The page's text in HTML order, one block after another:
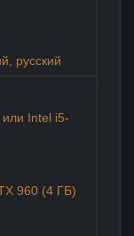
русский
Intel i5-
960 (4 ГБ)